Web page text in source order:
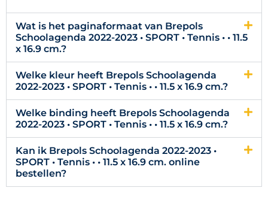
Wat is het paginaformaat van Brepols
Schoolagenda 2022-2023 • SPORT • Tennis • • 11.5
x 16.9 cm.?
Welke kleur heeft Brepols Schoolagenda
2022-2023 • SPORT • Tennis • • 11.5 x 16.9 cm.?
Welke binding heeft Brepols Schoolagenda
2022-2023 • SPORT • Tennis • • 11.5 x 16.9 cm.?
Kan ik Brepols Schoolagenda 2022-2023 •
SPORT • Tennis • • 11.5 x 16.9 cm. online
bestellen?